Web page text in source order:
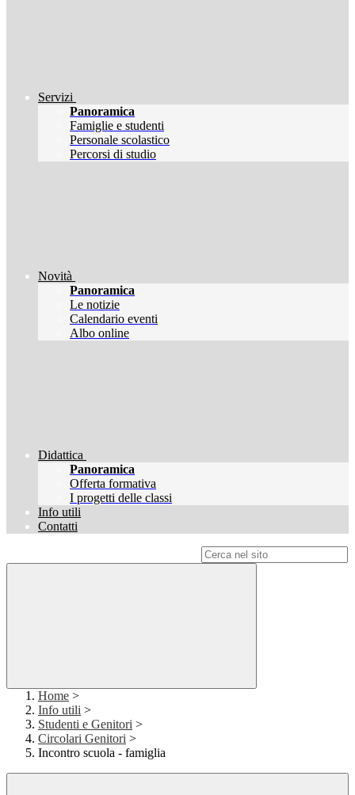
Servizi
Panoramica
Famiglie e studenti
Personale scolastico
Percorsi di studio
Novità
Panoramica
Le notizie
Calendario eventi
Albo online
Didattica
Panoramica
Offerta formativa
I progetti delle classi
Info utili
Contatti
Home >
Info utili >
Studenti e Genitori >
Circolari Genitori >
Incontro scuola - famiglia